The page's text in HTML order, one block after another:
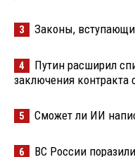
3 Законы,
4
Путин расширил
заключения контракта
5 Сможет ли ИИ
6
ВС России